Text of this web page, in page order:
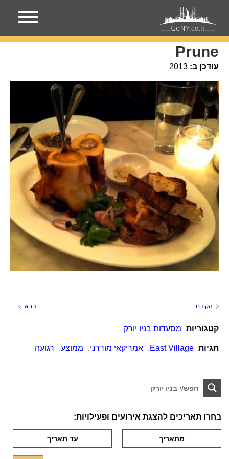
עמוד הבית מקומות בניו-יורק
Prune
עודכן ב: 2013
הקודם הבא
קטגוריות מסעדות בניו יורק
תגיות East Village
, אמריקאי מודרני, ממוצע, רגועה
בחרו תאריכים להצגת אירועים ופעילויות: